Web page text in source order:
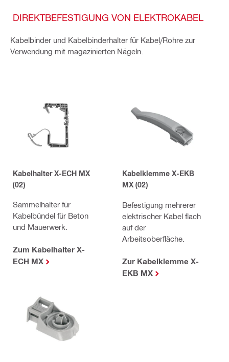
DIREKTBEFESTIGUNG VON ELEKTROKABEL​
Kabelbinder und Kabelbinderhalter für Kabel/Rohre zur
Verwendung mit magazinierten Nägeln.
Kabelhalter X-ECH MX
(02)
Sammelhalter für
Kabelbündel für Beton
und Mauerwerk.
Zum Kabelhalter X-
ECH MX
Kabelklemme X-EKB
MX (02)
Befestigung mehrerer
elektrischer Kabel flach
auf der
Arbeitsoberfläche.
Zur Kabelklemme X-
EKB MX